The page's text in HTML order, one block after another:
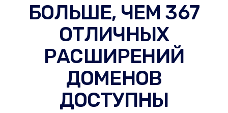
БОЛЬШЕ, ЧЕМ 367
ОТЛИЧНЫХ
РАСШИРЕНИЙ
ДОМЕНОВ
ДОСТУПНЫ